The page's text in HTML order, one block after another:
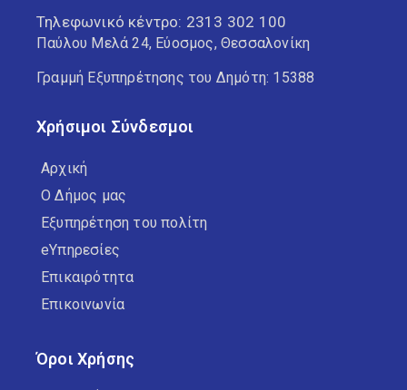
Τηλεφωνικό κέντρο: 2313 302 100
Παύλου Μελά 24, Εύοσμος, Θεσσαλονίκη
Γραμμή Εξυπηρέτησης του Δημότη: 15388
Χρήσιμοι Σύνδεσμοι
Αρχική
Ο Δήμος μας
Εξυπηρέτηση του πολίτη
eΥπηρεσίες
Επικαιρότητα
Επικοινωνία
Όροι Χρήσης